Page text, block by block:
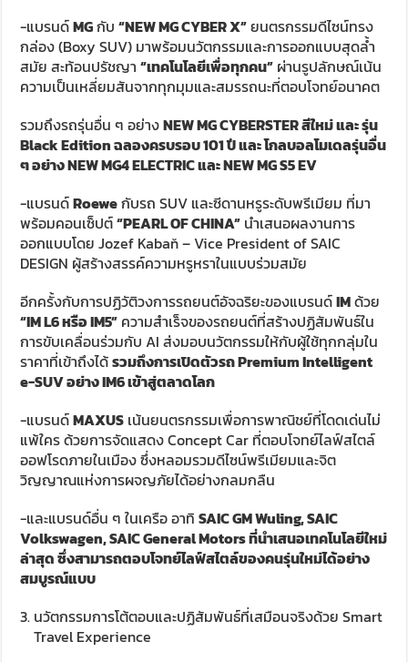
-แบรนด์MGกับ“NEW MG CYBER X”ยนตรกรรมดีไซน์ทรง
กล่อง (Boxy SUV) มาพร้อมนวัตกรรมและการออกแบบสุดล้ำ
สมัย สะท้อนปรัชญา“เทคโนโลยีเพื่อทุกคน” ผ่านรูปลักษณ์เน้น
ความเป็นเหลี่ยมสันจากทุกมุมและสมรรถนะที่ตอบโจทย์อนาคต
รวมถึงรถรุ่นอื่น ๆ อย่างNEW MG CYBERSTERสีใหม่และ รุ่น
Black Editionฉลองครบรอบ101ปี และ โกลบอลโมเดลรุ่นอื่น
ๆ อย่างNEW MG4 ELECTRICและNEW MG S5 EV
-แบรนด์Roeweกับรถ SUV และซีดานหรูระดับพรีเมียม ที่มา
พร้อมคอนเซ็ปต์“PEARL OF CHINA” นำเสนอผลงานการ
ออกแบบโดย Jozef Kabaň – Vice President of SAIC
DESIGN ผู้สร้างสรรค์ความหรูหราในแบบร่วมสมัย
อีกครั้งกับการปฏิวัติวงการรถยนต์อัจฉริยะของแบรนด์IMด้วย
“IM L6หรือIM5” ความสำเร็จของรถยนต์ที่สร้างปฏิสัมพันธ์ใน
การขับเคลื่อนร่วมกับ AI ส่งมอบนวัตกรรมให้กับผู้ใช้ทุกกลุ่มใน
ราคาที่เข้าถึงได้รวมถึงการเปิดตัวรถPremium Intelligent
e-SUVอย่างIM6เข้าสู่ตลาดโลก
-แบรนด์MAXUS เน้นยนตรกรรมเพื่อการพาณิชย์ที่โดดเด่นไม่
แพ้ใคร ด้วยการจัดแสดง Concept Car ที่ตอบโจทย์ไลฟ์สไตล์
ออฟโรดภายในเมือง ซึ่งหลอมรวมดีไซน์พรีเมียมและจิต
วิญญาณแห่งการผจญภัยได้อย่างกลมกลืน
-และแบรนด์อื่น ๆ ในเครือ อาทิSAIC GM Wuling, SAIC
Volkswagen, SAIC General Motorsที่นำเสนอเทคโนโลยีใหม่
ล่าสุด ซึ่งสามารถตอบโจทย์ไลฟ์สไตล์ของคนรุ่นใหม่ได้อย่าง
สมบูรณ์แบบ
นวัตกรรมการโต้ตอบและปฏิสัมพันธ์ที่เสมือนจริงด้วย Smart
Travel Experience